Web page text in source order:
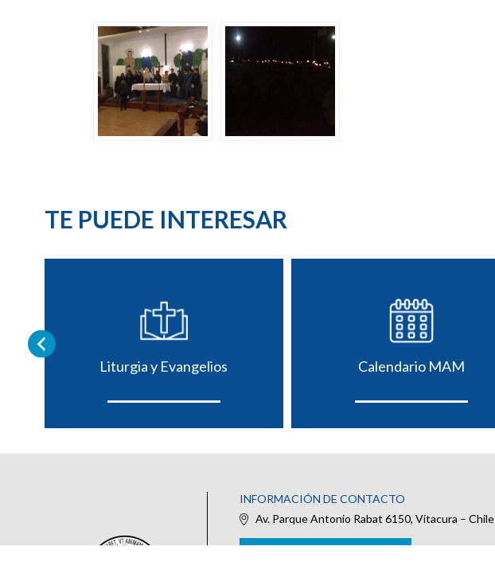
TE PUEDE INTERESAR
Liturgia y Evangelios Calendario MAM
INFORMACIÓN DE CONTACTO
Av. Parque Antonio Rabat 6150, Vitacura – Chile